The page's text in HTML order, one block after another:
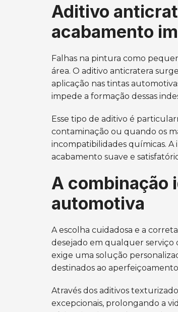
Aditivo
acabamento
Falhas na pintura como
área. O aditivo anticratera
aplicação nas tintas
impede a formação dessas
Esse tipo de aditivo é
contaminação ou quando os
incompatibilidades químicas.
acabamento suave e
A combinação
automotiva
A escolha cuidadosa e a
desejado em qualquer serviço
exige uma solução
destinados ao
Através dos aditivos
excepcionais, prolongando a